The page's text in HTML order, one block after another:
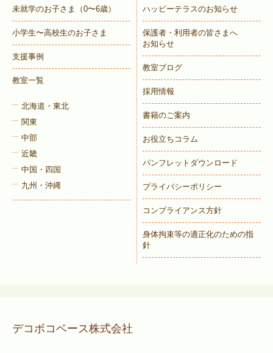
未就学のお子さま （0〜6歳）
小学生〜高校生のお子さま
支援事例
教室一覧
北海道・東北
関東
中部
近畿
中国・四国
九州・沖縄
ハッピーテラスのお知らせ
保護者・利用者の皆さまへ
お知らせ
教室ブログ
採用情報
書籍のご案内
お役立ちコラム
パンフレットダウンロード
プライバシーポリシー
コンプライアンス方針
身体拘束等の適正化のための指
針
デコボコベース株式会社